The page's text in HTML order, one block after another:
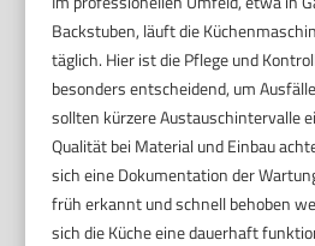
Backstuben, läuft die
täglich. Hier ist die Pflege und
besonders entscheidend, um
sollten kürzere Austauschintervalle
Qualität bei Material und Einbau
sich eine Dokumentation der
früh erkannt und schnell behoben
sich die Küche eine dauerhaft